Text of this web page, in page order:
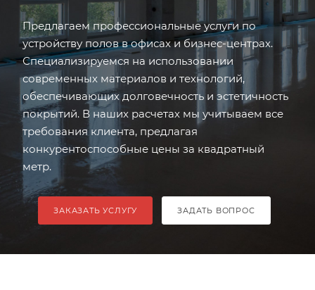
Предлагаем профессиональные услуги по
устройству полов в офисах и бизнес-центрах.
Специализируемся на использовании
современных материалов и технологий,
обеспечивающих долговечность и эстетичность
покрытий. В наших расчетах мы учитываем все
требования клиента, предлагая
конкурентоспособные цены за квадратный
метр.
ЗАКАЗАТЬ УСЛУГУ ЗАДАТЬ ВОПРОС